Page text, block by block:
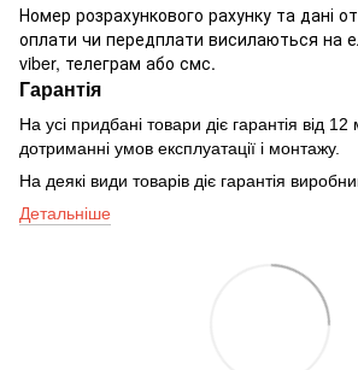
Номер розрахункового рахунку та дані
оплати чи передплати висилаються на
viber, телеграм або смс.
Гарантія
На усі придбані товари діє гарантія від 12
дотриманні умов експлуатації і монтажу.
На деякі види товарів діє гарантія
Детальніше